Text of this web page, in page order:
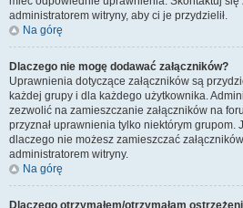
administratorem witryny, aby ci je przydzielił.
Na górę
Dlaczego nie mogę dodawać załączników?
Uprawnienia dotyczące załączników są
każdej grupy i dla każdego użytkownika.
zezwolić na zamieszczanie załączników na
przyznał uprawnienia tylko niektórym grupom.
dlaczego nie możesz zamieszczać
administratorem witryny.
Na górę
Dlaczego otrzymałem/otrzymałam